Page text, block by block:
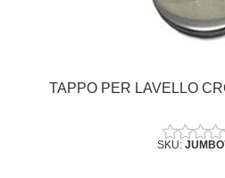
TAPPO PER LAVELLO
SKU: